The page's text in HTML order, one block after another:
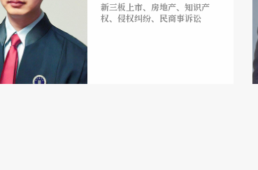
新三板上市、房地产、知识产
权、侵权纠纷、民商事诉讼